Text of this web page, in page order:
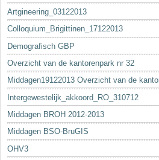
Artgineering_03122013
Colloquium_Brigittinen_17122013
Demografisch GBP
Overzicht van de kantorenpark nr 32
Middagen19122013 Overzicht van de
Intergewestelijk_akkoord_RO_310712
Middagen BROH 2012-2013
Middagen BSO-BruGIS
OHV3